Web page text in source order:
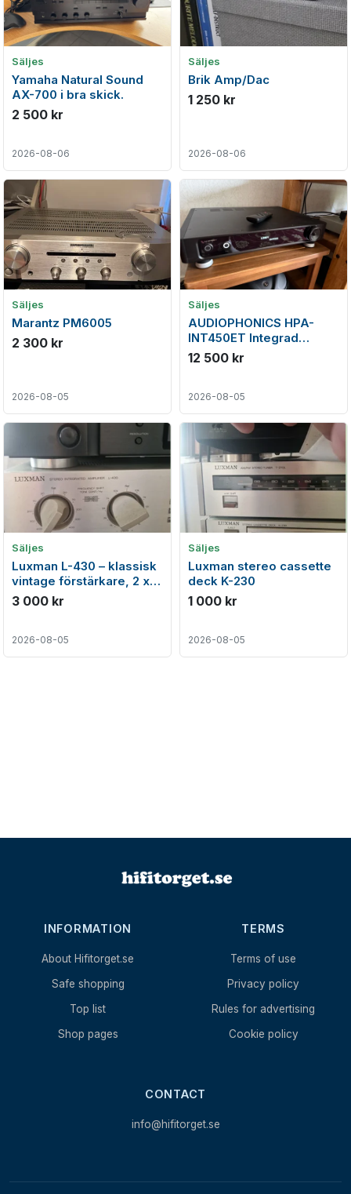
Säljes
Yamaha Natural Sound
AX-700 i bra skick.
2 500 kr
2026-08-06
Säljes
Brik Amp/Dac
1 250 kr
2026-08-06
Säljes
Marantz PM6005
2 300 kr
2026-08-05
Säljes
AUDIOPHONICS HPA-
INT450ET Integrad
Förstärkare
12 500 kr
2026-08-05
Säljes
Luxman L-430 – klassisk
vintage förstärkare, 2 x
105 W
3 000 kr
2026-08-05
Säljes
Luxman stereo cassette
deck K-230
1 000 kr
2026-08-05
INFORMATION
About Hifitorget.se
Safe shopping
Top list
Shop pages
TERMS
Terms of use
Privacy policy
Rules for advertising
Cookie policy
CONTACT
info@hifitorget.se